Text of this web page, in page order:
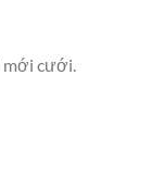
cưới.